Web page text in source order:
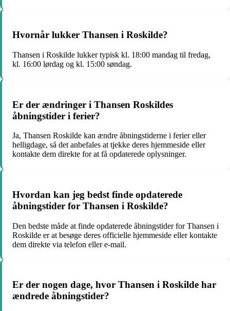
Hvornår lukker Thansen i Roskilde?
Thansen i Roskilde lukker typisk kl. 18:00 mandag til fredag,
kl. 16:00 lørdag og kl. 15:00 søndag.
Er der ændringer i Thansen Roskildes
åbningstider i ferier?
Ja, Thansen Roskilde kan ændre åbningstiderne i ferier eller
helligdage, så det anbefales at tjekke deres hjemmeside eller
kontakte dem direkte for at få opdaterede oplysninger.
Hvordan kan jeg bedst finde opdaterede
åbningstider for Thansen i Roskilde?
Den bedste måde at finde opdaterede åbningstider for Thansen i
Roskilde er at besøge deres officielle hjemmeside eller kontakte
dem direkte via telefon eller e-mail.
Er der nogen dage, hvor Thansen i Roskilde har
ændrede åbningstider?